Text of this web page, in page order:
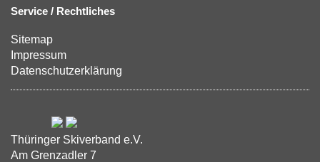
Service / Rechtliches
Sitemap
Impressum
Datenschutzerklärung
Thüringer Skiverband e.V.
Am Grenzadler 7